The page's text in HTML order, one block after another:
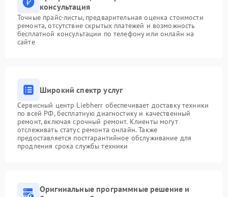
консультация
Точные прайс-листы, предварительная оценка стоимости
ремонта, отсутствие скрытых платежей и возможность
бесплатной консультации по телефону или онлайн на
сайте
Широкий спектр услуг
Сервисный центр Liebherr обеспечивает доставку техники
по всей РФ, бесплатную диагностику и качественный
ремонт, включая срочный ремонт. Клиенты могут
отслеживать статус ремонта онлайн. Также
предоставляется постгарантийное обслуживание для
продления срока службы техники
Оригинальные программные решение и